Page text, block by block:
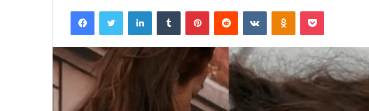
mail
FacebookTwitter LinkedinTumblr PinterestReddit VK OK Pocket